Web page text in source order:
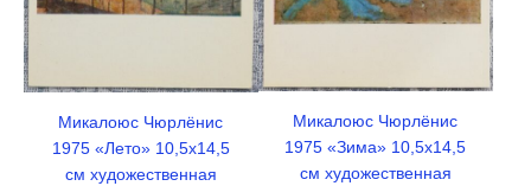
Микалоюс Чюрлёнис
1975 «Лето» 10,5x14,5
см художественная
Микалоюс Чюрлёнис
1975 «Зима» 10,5x14,5
см художественная